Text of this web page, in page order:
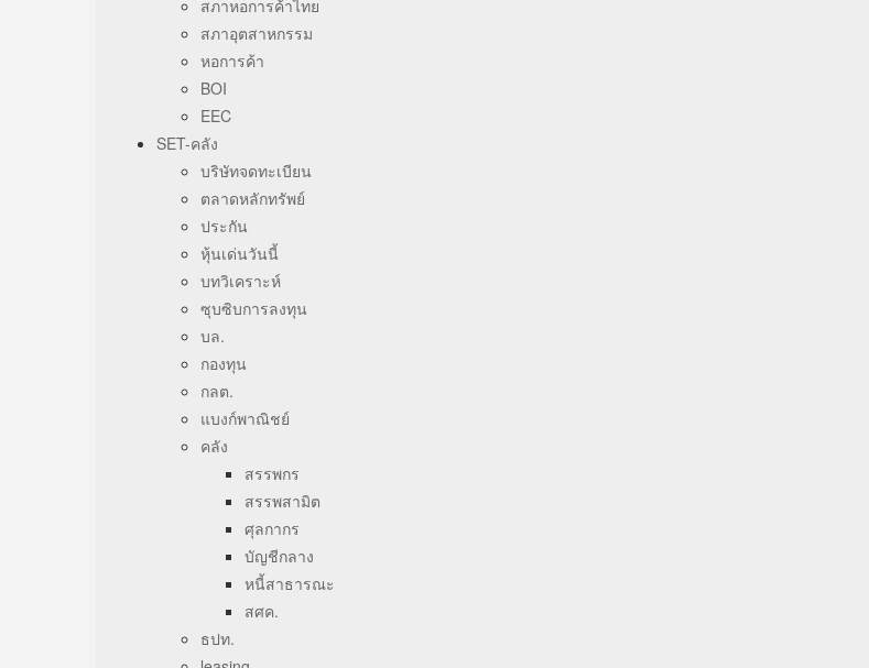
สภาหอการค้าไทย
สภาอุตสาหกรรม
หอการค้า
BOI
EEC
SET-คลัง
บริษัทจดทะเบียน
ตลาดหลักทรัพย์
ประกัน
หุ้นเด่นวันนี้
บทวิเคราะห์
ซุบซิบการลงทุน
บล.
กองทุน
กลต.
แบงก์พาณิชย์
คลัง
สรรพกร
สรรพสามิต
ศุลกากร
บัญชีกลาง
หนี้สาธารณะ
สศค.
ธปท.